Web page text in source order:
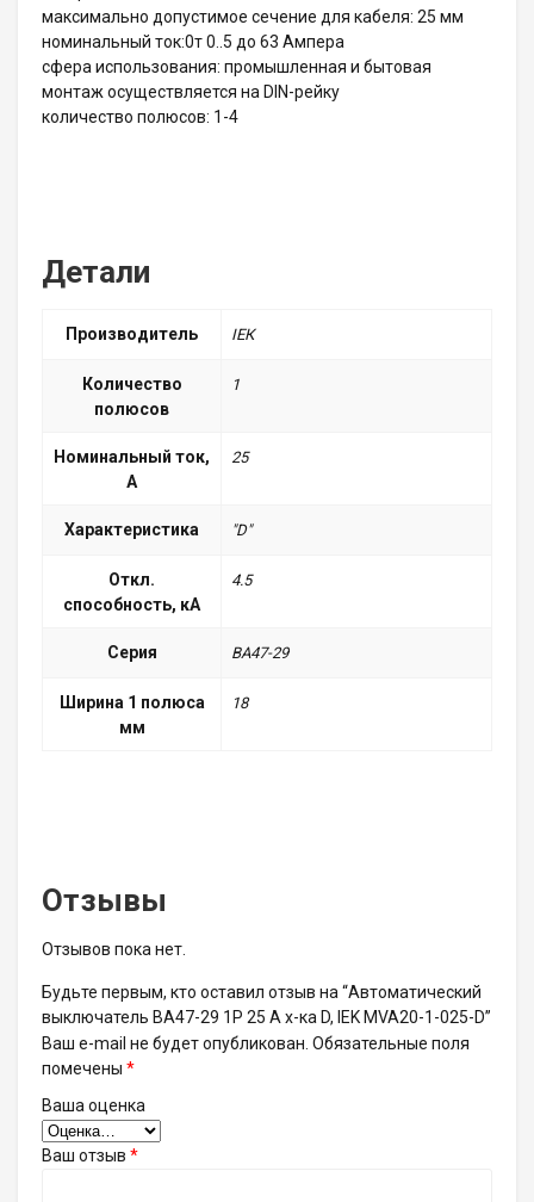
максимально допустимое сечение для кабеля: 25 мм
номинальный ток:0т 0..5 до 63 Ампера
сфера использования: промышленная и бытовая
монтаж осуществляется на DIN-рейку
количество полюсов: 1-4
Детали
Производитель ІЕК
Количество
полюсов
1
Номинальный ток,
А
25
Характеристика "D"
Откл.
способность, кА
4.5
Серия ВА47-29
Ширина 1 полюса
мм
18
Отзывы
Отзывов пока нет.
Будьте первым, кто оставил отзыв на “Автоматический
выключатель ВА47-29 1P 25 А х-ка D, IEK MVA20-1-025-D”
Ваш e-mail не будет опубликован. Обязательные поля
помечены *
Ваша оценка
Ваш отзыв *